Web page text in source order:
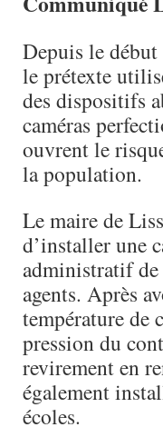
Depuis le début
le prétexte
des dispositifs
caméras
ouvrent le
la population.
Le maire de
d’installer une
administratif
agents. Après
température de
pression du
revirement en
également
écoles.